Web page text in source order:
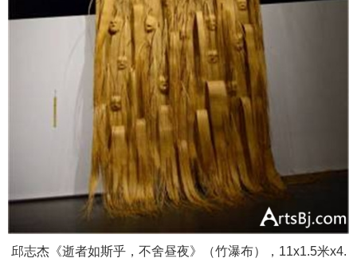
邱志杰《逝者如斯乎，不舍昼夜》（竹瀑布），11x1.5米x4.